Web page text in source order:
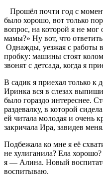
Прошёл почти год с
было хорошо, вот только
вопрос, на которой я не мог
мамы?» Ну вот, что
Однажды, уезжая с работы
пробку: машины стоят
звонят с детсада, когда я
В садик я приехал только к
Иринка вся в слезах
было гораздо интереснее.
раздевалку, в которой
ей читала молодая и
закричала Ира, завидев меня.
Подбежала ко мне я её
не хулиганила? Ела
я — Алина. Новый
воспитываю.